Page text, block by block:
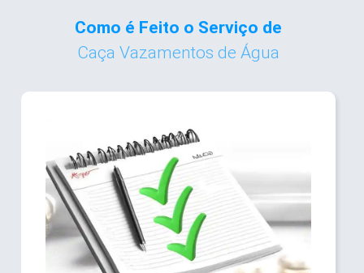
Como é Feito o Serviço de
Caça Vazamentos de Água